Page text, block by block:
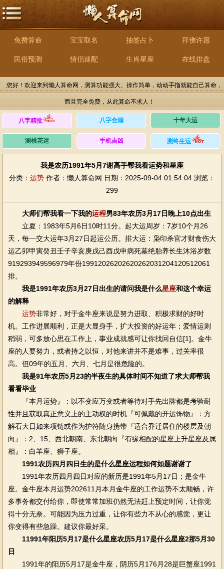
免费算命 宝宝取名 抽签占卜 拜佛许愿
民俗预测 情侣速配 生肖星座 在线排盘
您好！欢迎来到懒人算命网，测算功能强大、操作简单，动动手指就能自己算命，
而且完全免费，从此算命不求人！
八字精批 八字合婚 十年大运
测桃花运 手机吉凶 测终生运
我是农历1991年5月7谢高手帮我看运势和星座
分类： 运势 作者：懒人算命网 日期：2025-09-04 01:54:04 浏览：
299
大师们帮我看一下我的运程男83年农历3月17日晚上10点出生
立夏：1983年5月6日10时11分。起大运周岁：7岁10个月26
天，每一交大运年3月27日起运公历。排大运：枭印杀官才财食伤大
运乙卯甲寅癸丑壬子辛亥庚戌己酉戊申病死墓绝胎养长生沐浴岁数
919293949596979年份19912026202620262031204120512061
排。
我是1991年农历3月27日出生的请问我是什么星座和这个幸运
的解释
运势非常好，对于金牛座来说是努力进取、积极求财的好时
机。工作进展顺利，正是大显身手，扩大投资的好运年；爱情运则
稍弱，可多放心思在工作上，事业成就感可让你找回自信[1]。金牛
座的人要努力，或者持之以恒，对他来讲并不是难事，过关率很
高。但09年的五月、六月、七月是很危险的。
我是91年农历5月23的半夜生的具体时间不知道了求大师帮我
看看毕业
『本月运势』：以不变应万变或者等待对手先出牌都是考验耐
性并且获取真正意义上的主动权的时机『可佩戴的开运饰物』：方
解石大日如来项链或作为护符随身携带『适合乔迁居住的楼层及朝
向』：2、15、西北朝南、东北朝向『有缘相配的星座上升星座及属
相』：白羊座、狮子座。
1991农历四月四日生的是什么星座运程如何如题谢谢了
1991年农历四月四日对应的新历是1991年5月17日；是金牛
座。金牛座本月运势202611月本月金牛座的工作运势不太顺畅，许
多事务都交付给你，即使常常加班仍然无法赶上预定时间，让你觉
得十分无奈。可能因为压力过重，让你有些力不从心的感觉，更让
你变得有些急躁。建议你最好采。
11991年阳历5月17是什么星座农历5月17是什么星座2那5月30
日
1991年的阳历5月17是金牛座，阴历5月176月28是巨蟹座1991